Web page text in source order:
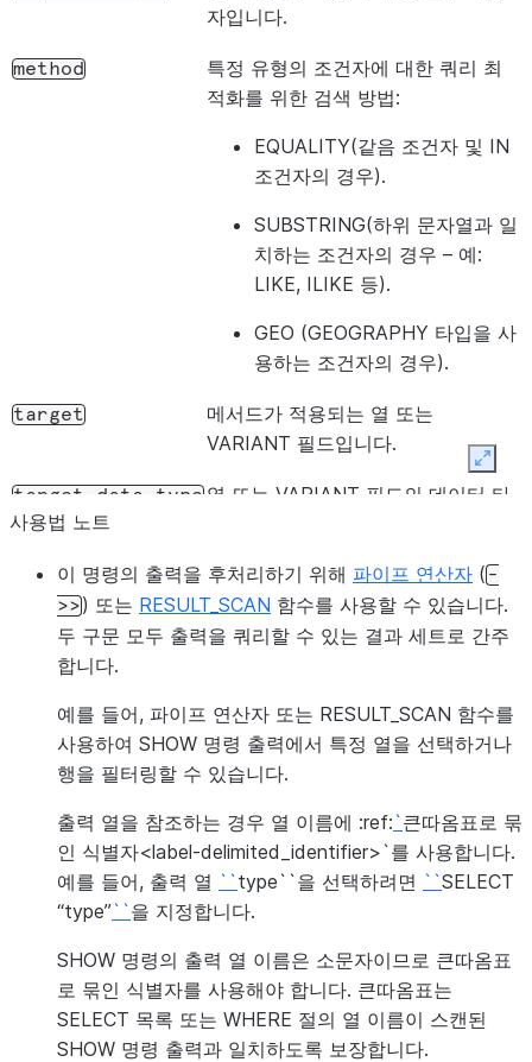
자입니다.
method
특정 유형의 조건자에 대한 쿼리 최
적화를 위한 검색 방법:
EQUALITY(같음 조건자 및 IN
조건자의 경우).
SUBSTRING(하위 문자열과 일
치하는 조건자의 경우 – 예:
LIKE, ILIKE 등).
GEO (GEOGRAPHY 타입을 사
용하는 조건자의 경우).
target
메서드가 적용되는 열 또는
VARIANT 필드입니다.
target_data_type 열 또는 VARIANT 필드의 데이터 타
active
식이 식에 대한 검색 액세스 경로의
초기 빌드를 마쳤는지 여부를 지정합
니다.
사용법 노트
이 명령의 출력을 후처리하기 위해 파이프 연산자 ( -
>>) 또는 RESULT_SCAN 함수를 사용할 수 있습니다.
두 구문 모두 출력을 쿼리할 수 있는 결과 세트로 간주
합니다.
예를 들어, 파이프 연산자 또는 RESULT_SCAN 함수를
사용하여 SHOW 명령 출력에서 특정 열을 선택하거나
행을 필터링할 수 있습니다.
출력 열을 참조하는 경우 열 이름에 :ref:`큰따옴표로 묶
인 식별자<label-delimited_identifier>`를 사용합니다.
예를 들어, 출력 열 ``type``을 선택하려면 ``SELECT
“type”``을 지정합니다.
SHOW 명령의 출력 열 이름은 소문자이므로 큰따옴표
로 묶인 식별자를 사용해야 합니다. 큰따옴표는
SELECT 목록 또는 WHERE 절의 열 이름이 스캔된
SHOW 명령 출력과 일치하도록 보장합니다.